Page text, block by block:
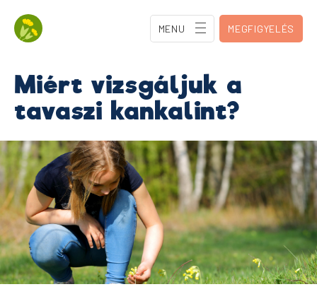
MENU MEGFIGYELÉS
Miért vizsgáljuk a
tavaszi kankalint?